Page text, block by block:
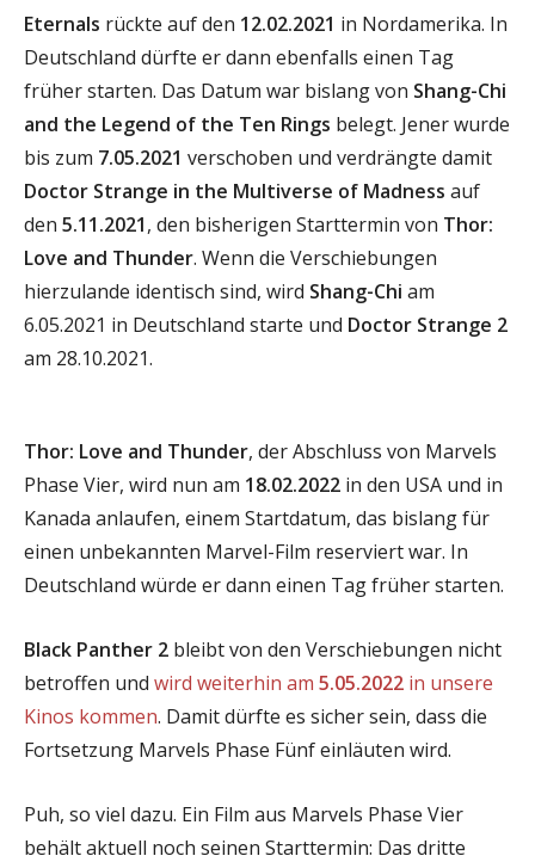
Eternals rückte auf den 12.02.2021 in Nordamerika. In
Deutschland dürfte er dann ebenfalls einen Tag
früher starten. Das Datum war bislang von Shang-Chi
and the Legend of the Ten Rings belegt. Jener wurde
bis zum 7.05.2021 verschoben und verdrängte damit
Doctor Strange in the Multiverse of Madness auf
den 5.11.2021, den bisherigen Starttermin von Thor:
Love and Thunder. Wenn die Verschiebungen
hierzulande identisch sind, wird Shang-Chi am
6.05.2021 in Deutschland starte und Doctor Strange 2
am 28.10.2021.
Thor: Love and Thunder, der Abschluss von Marvels
Phase Vier, wird nun am 18.02.2022 in den USA und in
Kanada anlaufen, einem Startdatum, das bislang für
einen unbekannten Marvel-Film reserviert war. In
Deutschland würde er dann einen Tag früher starten.
Black Panther 2 bleibt von den Verschiebungen nicht
betroffen und wird weiterhin am 5.05.2022 in unsere
Kinos kommen. Damit dürfte es sicher sein, dass die
Fortsetzung Marvels Phase Fünf einläuten wird.
Puh, so viel dazu. Ein Film aus Marvels Phase Vier
behält aktuell noch seinen Starttermin: Das dritte